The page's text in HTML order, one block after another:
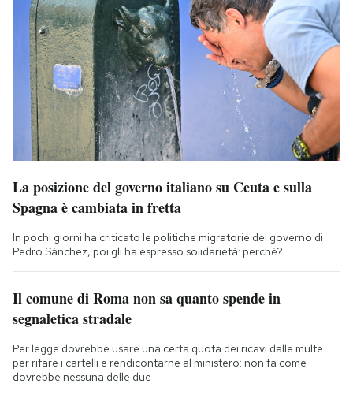
La posizione del governo italiano su Ceuta e sulla
Spagna è cambiata in fretta
In pochi giorni ha criticato le politiche migratorie del governo di
Pedro Sánchez, poi gli ha espresso solidarietà: perché?
Il comune di Roma non sa quanto spende in
segnaletica stradale
Per legge dovrebbe usare una certa quota dei ricavi dalle multe
per rifare i cartelli e rendicontarne al ministero: non fa come
dovrebbe nessuna delle due